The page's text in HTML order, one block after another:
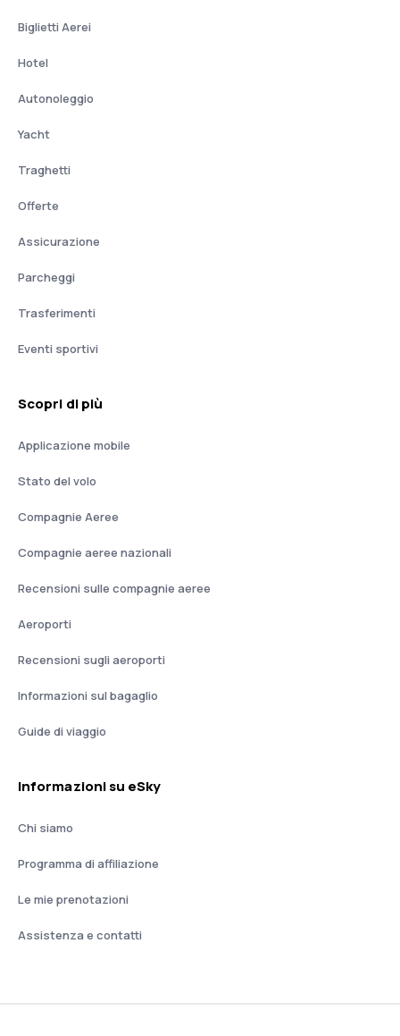
Biglietti Aerei
Hotel
Autonoleggio
Yacht
Traghetti
Offerte
Assicurazione
Parcheggi
Trasferimenti
Eventi sportivi
Scopri di più
Applicazione mobile
Stato del volo
Compagnie Aeree
Compagnie aeree nazionali
Recensioni sulle compagnie aeree
Aeroporti
Recensioni sugli aeroporti
Informazioni sul bagaglio
Guide di viaggio
Informazioni su eSky
Chi siamo
Programma di affiliazione
Le mie prenotazioni
Assistenza e contatti